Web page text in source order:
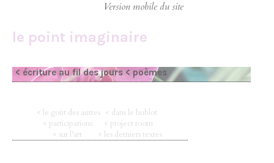
le point imaginaire
< écriture au fil des jours < poèmes
< le goût des autres < dans le hublot
< participations
< project room
< sur l’art
< les derniers textes